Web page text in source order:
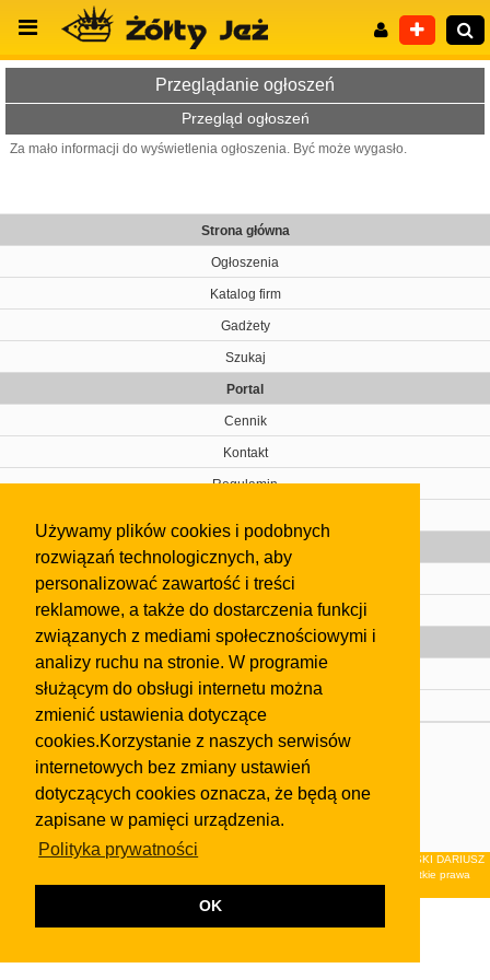
Używamy plików cookies i podobnych
rozwiązań technologicznych, aby
personalizować zawartość i treści
reklamowe, a także do dostarczenia funkcji
związanych z mediami społecznościowymi i
analizy ruchu na stronie. W programie
służącym do obsługi internetu można
zmienić ustawienia dotyczące
cookies.Korzystanie z naszych serwisów
internetowych bez zmiany ustawień
dotyczących cookies oznacza, że będą one
zapisane w pamięci urządzenia.
Polityka prywatności
OK
Przeglądanie ogłoszeń
Przegląd ogłoszeń
Za mało informacji do wyświetlenia ogłoszenia. Być może wygasło.
Strona główna
Ogłoszenia
Katalog firm
Gadżety
Szukaj
Portal
Cennik
Kontakt
Regulamin
Gazeta
Olkusz
Kontakt
Strefa dla biznesu
Biura nieruchomości
Dealerzy i autokomisy
Skontaktuj się z nami
regulaminuiPolityki Prywatności.
Klauzula FB
© 2026Wydawnictwo NEON sp. z o.o. (dawniej: FIRMA NEON MAREK KLUCZEWSKI DARIUSZ
KRAWCZYK s.c.) z siedzibą w Olkuszu, ul.Żuradzka 15, 32-300 Olkusz . Wszystkie prawa